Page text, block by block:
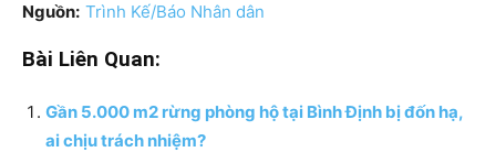
Nguồn: Trình Kế/Báo Nhân dân
Bài Liên Quan:
Gần 5.000 m2 rừng phòng hộ tại Bình Định bị đốn hạ,
ai chịu trách nhiệm?